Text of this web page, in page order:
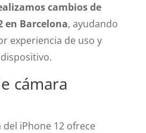
cambios de
en Barcelona, ayudando
experiencia de uso y
cámara
del iPhone 12 ofrece